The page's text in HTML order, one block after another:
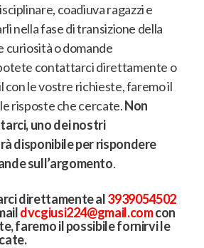
coadiuva ragazzi e
nella fase di transizione della
curiosità o domande
contattarci direttamente o
con le vostre richieste, faremo il
risposte che cercate.Non
uno dei nostri
disponibile per rispondere
sull’argomento.
direttamente al3939054502
dvcgiusi224@gmail.comcon
faremo il possibile fornirvi le